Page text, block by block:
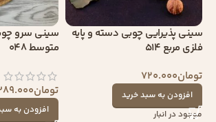
سینی پذیرایی چوبی دسته و پایه
فلزی مربع 514
تومان720.000
افزودن به سبد خرید
موجود در انبار
سینی سرو
متوسط 048
تومان
افزودن به